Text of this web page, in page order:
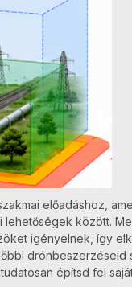
előadáshoz,
között.
igényelnek, így
drónbeszerzéseid
építsd fel